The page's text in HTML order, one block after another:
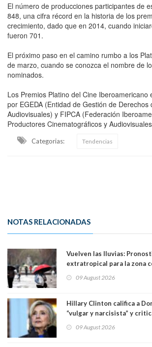
El número de producciones participantes de
848, una cifra récord en la historia de los
crecimiento, dado que en 2014, cuando
fueron 701.
El próximo paso en el camino rumbo a los
de marzo, cuando se conozca el nombre de
nominados.
Los Premios Platino del Cine Iberoamericano
por EGEDA (Entidad de Gestión de Derechos
Audiovisuales) y FIPCA (Federación
Productores Cinematográficos y
Categorias: Tendencias
NOTAS RELACIONADAS
Vuelven las lluvias:
extratropical para la zona
09 August 2026
Hillary Clinton califica a
“vulgar y narcisista” y
casa. Y la está destruyendo”
09 August 2026